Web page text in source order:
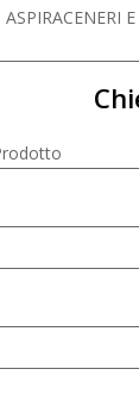
ASPIRACENERI